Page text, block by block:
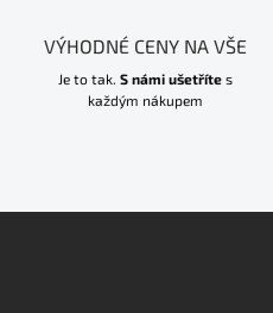
VÝHODNÉ CENY NA VŠE
Je to tak. S námi ušetřítes
každým nákupem